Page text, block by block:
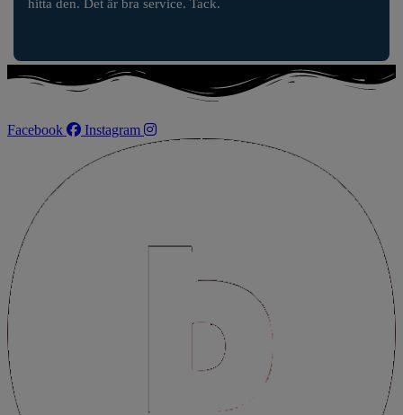
hitta den. Det är bra service. Tack.
Facebook Instagram